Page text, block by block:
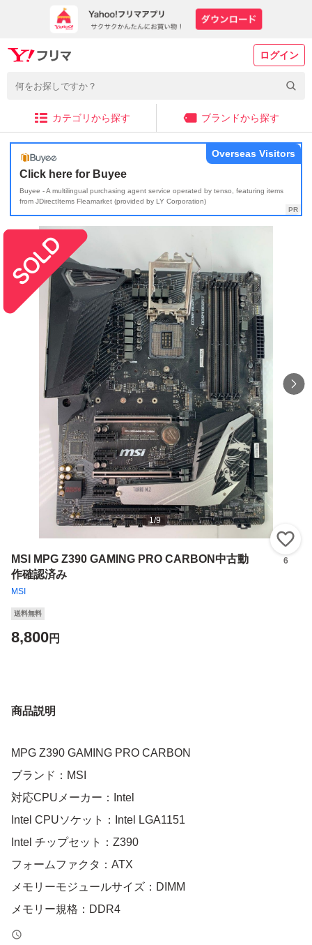
ログイン
カテゴリから探す ブランドから探す
Click here for Buyee
Buyee - A multilingual purchasing agent service operated by tenso, featuring items
from JDirectItems Fleamarket (provided by LY Corporation)
Overseas Visitors
1/9
MSI MPG Z390 GAMING PRO CARBON中古動
作確認済み
MSI
6
送料無料
8,800円
商品説明
MPG Z390 GAMING PRO CARBON
ブランド：MSI
対応CPUメーカー：Intel
Intel CPUソケット：Intel LGA1151
Intel チップセット：Z390
フォームファクタ：ATX
メモリーモジュールサイズ：DIMM
メモリー規格：DDR4
メモリースロット数：4.0 本